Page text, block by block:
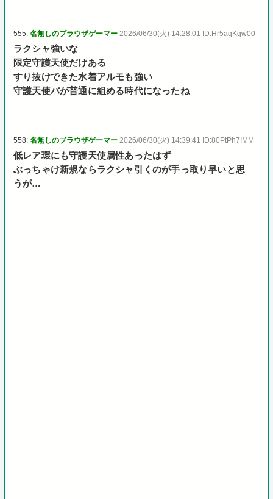
555:名無しのブラウザゲーマー 2026/06/30(火) 14:28:01 ID:Hr5aqKqw00
ラクシャ強いな
限定守護天使だけある
すり抜けできた水着アルモも強い
守護天使パが普通に組める時代になったね
558:名無しのブラウザゲーマー 2026/06/30(火) 14:39:41 ID:80PtPh7IMM
低レア環にも守護天使属性あったはず
ぶっちゃけ新規ならラクシャ引くのが手っ取り早いと思
うが…